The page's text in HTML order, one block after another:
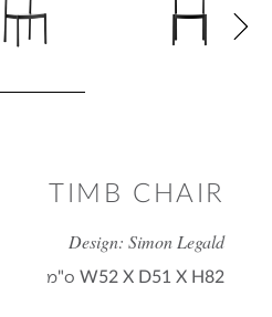
TIMB CHAIR
Design: Simon Legald
W52 X D51 X H82ס"מ